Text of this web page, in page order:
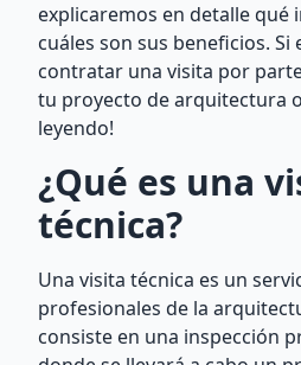
explicaremos en detalle qué
cuáles son sus beneficios.
contratar una visita por
tu proyecto de arquitectura
leyendo!
¿Qué es una
técnica?
Una visita técnica es un
profesionales de la
consiste en una inspección